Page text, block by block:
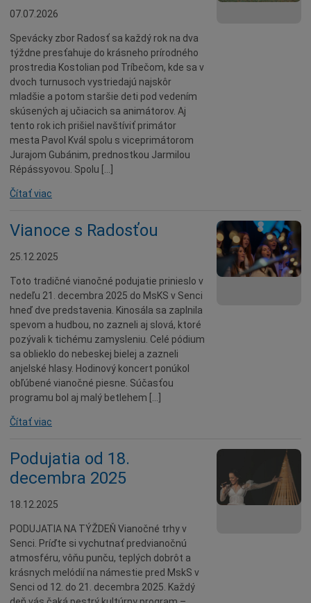
Údržba
Doprava
Oznamy
Mestský úrad
Projekty
Primátor
Otázky a odpovede
Napísali o nás
Osobnosti
Ocenenia
Voľby
Šport
Naše školy
Seniori
Partnerské mestá
Národnostné menšiny
Podujatie
Rekonštrukcia
História
Turizmus
Dobrovoľníctvo
Rady a tipy
Benefícia
07.07.2026
Spevácky zbor Radosť sa každý rok na dva
týždne presťahuje do krásneho prírodného
prostredia Kostolian pod Tríbečom, kde sa v
dvoch turnusoch vystriedajú najskôr
mladšie a potom staršie deti pod vedením
skúsených aj učiacich sa animátorov. Aj
tento rok ich prišiel navštíviť primátor
mesta Pavol Kvál spolu s viceprimátorom
Jurajom Gubánim, prednostkou Jarmilou
Répássyovou. Spolu […]
Čítať viac
Vianoce s Radosťou
25.12.2025
Toto tradičné vianočné podujatie prinieslo v
nedeľu 21. decembra 2025 do MsKS v Senci
hneď dve predstavenia. Kinosála sa zaplnila
spevom a hudbou, no zazneli aj slová, ktoré
pozývali k tichému zamysleniu. Celé pódium
sa oblieklo do nebeskej bielej a zazneli
anjelské hlasy. Hodinový koncert ponúkol
obľúbené vianočné piesne. Súčasťou
programu bol aj malý betlehem […]
Čítať viac
Podujatia od 18.
decembra 2025
18.12.2025
PODUJATIA NA TÝŽDEŇ Vianočné trhy v
Senci. Príďte si vychutnať predvianočnú
atmosféru, vôňu punču, teplých dobrôt a
krásnych melódií na námestie pred MskS v
Senci od 12. do 21. decembra 2025. Každý